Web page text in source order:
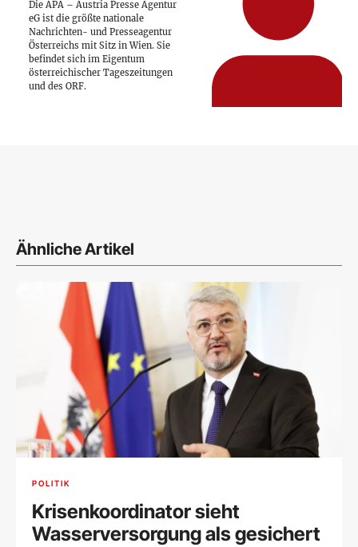
Die APA – Austria Presse Agentur
eG ist die größte nationale
Nachrichten- und Presseagentur
Österreichs mit Sitz in Wien. Sie
befindet sich im Eigentum
österreichischer Tageszeitungen
und des ORF.
Ähnliche Artikel
POLITIK
Krisenkoordinator sieht
Wasserversorgung als gesichert